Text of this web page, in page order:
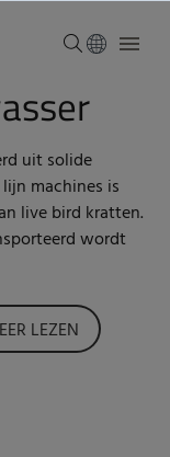
uit solide
machines is
live bird kratten.
wordt
LEZEN